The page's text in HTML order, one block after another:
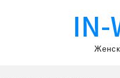
IN-